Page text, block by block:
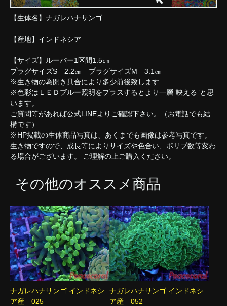
【生体名】ナガレハナサンゴ
【産地】インドネシア
【サイズ】ルーバー1区間1.5㎝
プラグサイズS 2.2㎝ プラグサイズM 3.1㎝
※生き物の為開き具合により多少前後致します
※色彩はＬＥＤブルー照明をプラスするとより一層”映える”と思
います。
ご質問等があれば公式LINEよりご確認下さい。（お電話でも結
構です）
※HP掲載の生体商品写真は、あくまでも画像は参考写真です。
生き物ですので、成長等によりサイズや色合い、ポリプ数等変わ
る場合がございます。 ご理解の上ご購入ください。
その他のオススメ商品
ナガレハナサンゴ インドネシ
ア産 025
ナガレハナサンゴ インドネシ
ア産 052